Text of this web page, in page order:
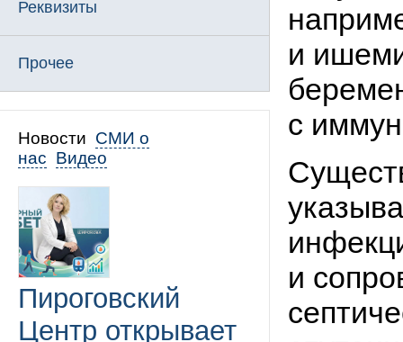
Реквизиты
Прочее
Новости СМИ о
нас Видео
Пироговский
Центр открывает
и
с
и